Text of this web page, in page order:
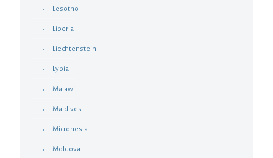
Lesotho
Liberia
Liechtenstein
Lybia
Malawi
Maldives
Micronesia
Moldova